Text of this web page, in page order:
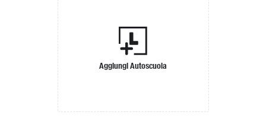
Aggiungi Autoscuola